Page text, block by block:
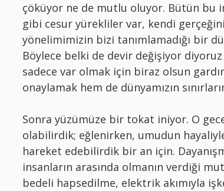
çöküyor ne de mutlu oluyor. Bütün bu
gibi cesur yürekliler var, kendi
yönelimimizin bizi tanımlamadığı bir
Böylece belki de devir değişiyor
sadece var olmak için biraz olsun
onaylamak hem de dünyamızın
Sonra yüzümüze bir tokat iniyor. O
olabilirdik; eğlenirken, umudun
hareket edebilirdik bir an için.
insanların arasında olmanın verdiği
bedeli hapsedilme, elektrik akımıyla